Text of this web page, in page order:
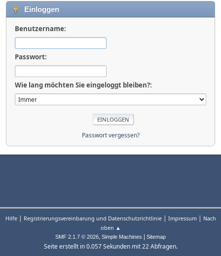
Einloggen
Benutzername:
Passwort:
Wie lang möchten Sie eingeloggt bleiben?:
Passwort vergessen?
Hilfe| Registrierungsvereinbarung und Datenschutzrichtlinie| Impressum| Nach
oben ▲
SMF 2.1.7 © 2026, Simple Machines Sitemap
Seite erstellt in 0.057 Sekunden mit 22 Abfragen.